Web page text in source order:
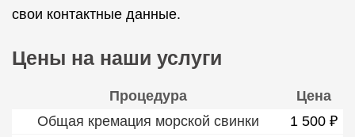
свои контактные данные.
Цены на наши услуги
Процедура
Цена
Общая кремация морской свинки
1 500 ₽